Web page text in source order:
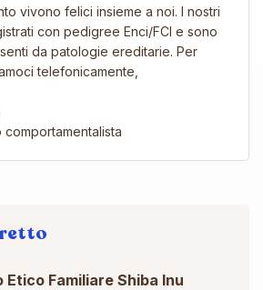
vivono felici insieme a noi. I nostri
con pedigree Enci/FCI e sono
da patologie ereditarie. Per
telefonicamente,
Etico Familiare Shiba Inu